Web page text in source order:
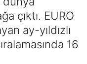
çıktı. EURO
ay-yıldızlı
16